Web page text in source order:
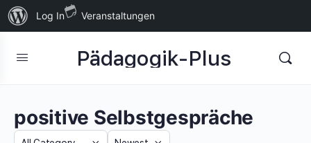
Über
WordPress
Log In Veranstaltungen
Pädagogik-Plus
positive Selbstgespräche